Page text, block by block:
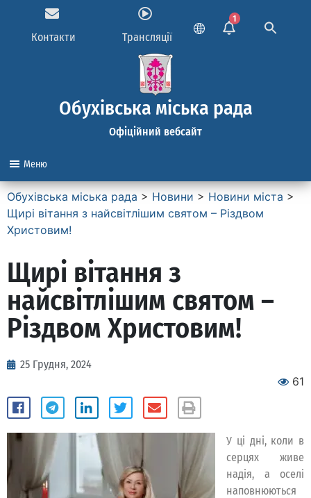
Контакти Трансляції
1
Обухівська міська рада
Офіційний вебсайт
Меню
Обухівська міська рада > Новини > Новини міста >
Щирі вітання з найсвітлішим святом – Різдвом
Христовим!
Щирі вітання з
найсвітлішим святом –
Різдвом Христовим!
25 Грудня, 2024
61
У ці дні, коли в
серцях живе
надія, а оселі
наповнюються